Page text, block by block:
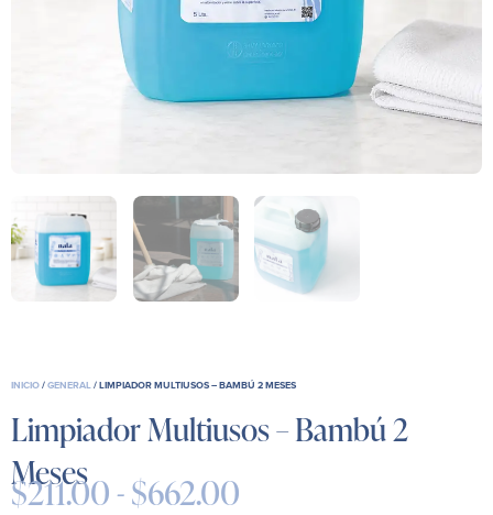
INICIO/GENERAL / LIMPIADOR MULTIUSOS – BAMBÚ 2 MESES
Limpiador Multiusos – Bambú 2
Meses
$211.00-$662.00